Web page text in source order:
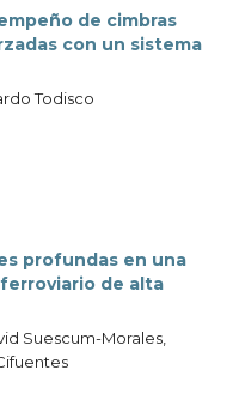
de cimbras
con un sistema
Todisco
profundas en una
de alta
Suescum-Morales,